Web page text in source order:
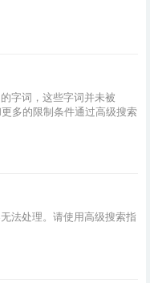
字词，这些字词并未被
多的限制条件通过高级搜索
法处理。请使用高级搜索指